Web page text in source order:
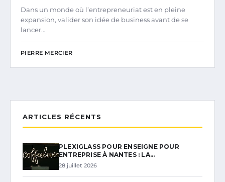
Dans un monde où l’entrepreneuriat est en pleine
expansion, valider son idée de business avant de se
lancer…
PIERRE MERCIER
ARTICLES RÉCENTS
PLEXIGLASS POUR ENSEIGNE POUR
ENTREPRISE À NANTES : LA…
28 juillet 2026